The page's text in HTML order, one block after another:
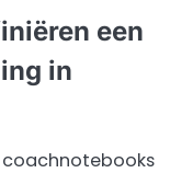
een
in
coachnotebooks